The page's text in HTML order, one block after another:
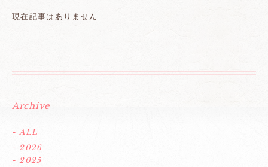
現在記事はありません
Archive
- ALL
- 2026
- 2025